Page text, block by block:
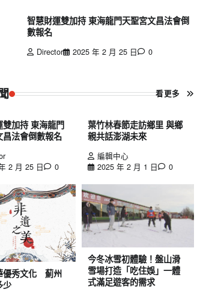
智慧財運雙加持 東海龍門天聖宮文昌法會倒
數報名
Director 2025 年 2 月 25 日 0
看更多
雙加持 東海龍門
昌法會倒數報名
2 月 25 日
0
葉竹林春節走訪鄉里 與鄉
親共話澎湖未來
編輯中心
2025 年 2 月 1 日
0
優秀文化 薊州
少
今冬冰雪初體驗！盤山滑
雪場打造「吃住娛」一體
式滿足遊客的需求